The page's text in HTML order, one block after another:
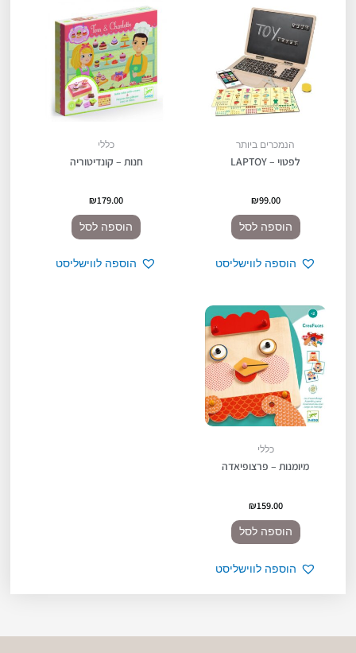
הנמכרים ביותר
לפטוי – LAPTOY
₪99.00
הוספה לסל
הוספה לווישליסט
כללי
חנות – קונדיטוריה
₪179.00
הוספה לסל
הוספה לווישליסט
כללי
מיומנות – פרצופיאדה
₪159.00
הוספה לסל
הוספה לווישליסט